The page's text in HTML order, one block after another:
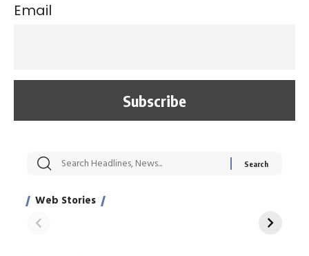
Email
Web Stories
सट्टेबाजी में अरेस्ट हुए
साहिल खान
रोज एक कच्चे लहसुन